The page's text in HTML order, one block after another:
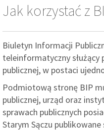
Jak korzystać z
Biuletyn Informacji
teleinformatyczny
publicznej, w postaci
Podmiotową stronę BIP
publicznej, urząd oraz
sprawach publicznych
Starym Sączu